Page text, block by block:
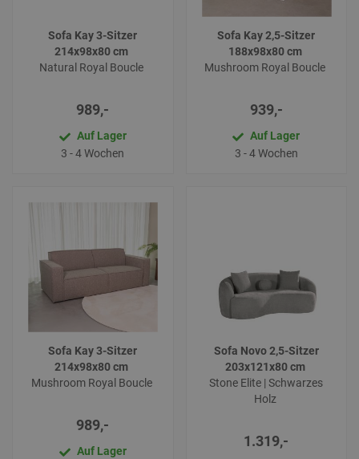
Sofa Kay 3-Sitzer
214x98x80 cm
Natural Royal Boucle
989,-
Auf Lager
3 - 4 Wochen
Sofa Kay 2,5-Sitzer
188x98x80 cm
Mushroom Royal Boucle
939,-
Auf Lager
3 - 4 Wochen
Sofa Kay 3-Sitzer
214x98x80 cm
Mushroom Royal Boucle
989,-
Auf Lager
Sofa Novo 2,5-Sitzer
203x121x80 cm
Stone Elite | Schwarzes
Holz
1.319,-